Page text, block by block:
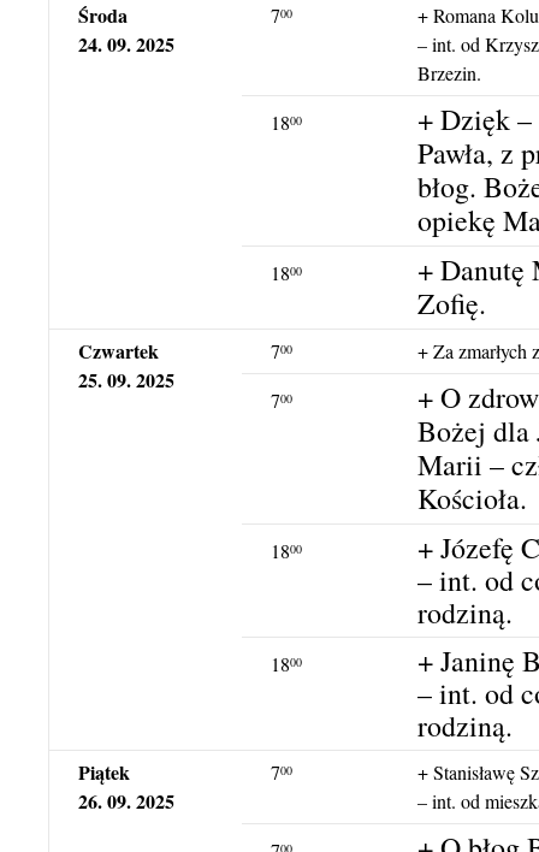
Środa
24. 09. 2025
700
+ Romana
– int. od
Brzezin.
1800
+ Dzięk –
Pawła, z
błog.
opiekę
1800
+ Danutę
Zofię.
Czwartek
25. 09. 2025
700
+ Za zmarłych
700
+ O
Bożej dla
Marii –
Kościoła.
1800
+ Józefę
– int. od
rodziną.
1800
+ Janinę
– int. od
rodziną.
Piątek
26. 09. 2025
700
+ Stanisławę
– int. od
00